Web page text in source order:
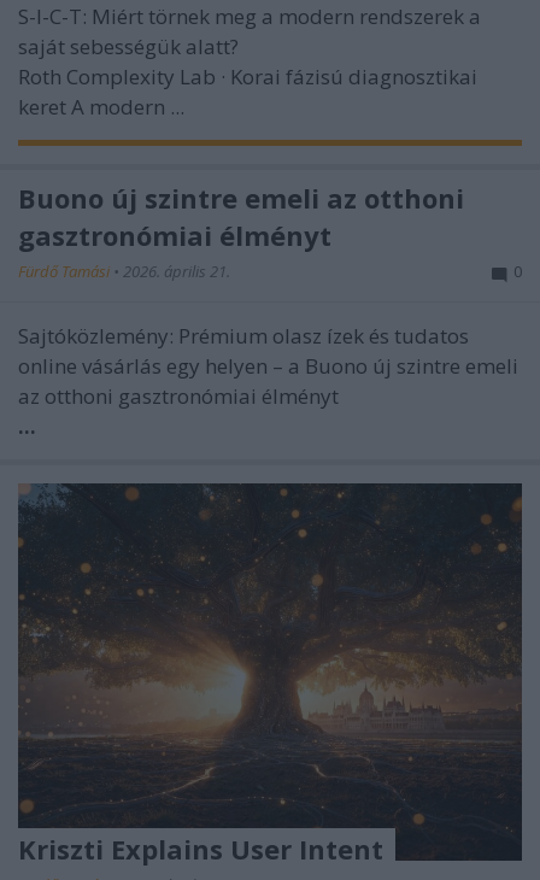
S-I-C-T: Miért törnek meg a modern rendszerek a
saját sebességük alatt?
Roth Complexity Lab · Korai fázisú diagnosztikai
keret A modern ...
Buono új szintre emeli az otthoni
gasztronómiai élményt
Fürdő Tamási • 2026. április 21. 0
Sajtóközlemény: Prémium olasz ízek és tudatos
online vásárlás egy helyen – a Buono új szintre emeli
az otthoni gasztronómiai élményt
...
Kriszti Explains User Intent